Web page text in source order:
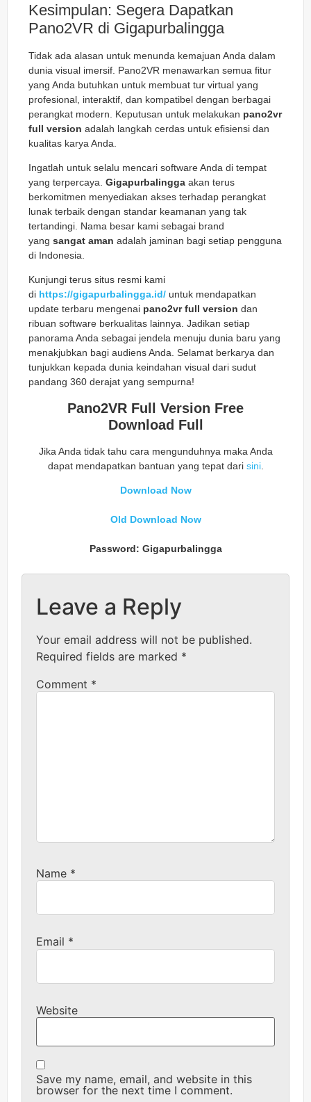
Kesimpulan: Segera Dapatkan
Pano2VR di Gigapurbalingga
Tidak ada alasan untuk menunda kemajuan Anda dalam
dunia visual imersif. Pano2VR menawarkan semua fitur
yang Anda butuhkan untuk membuat tur virtual yang
profesional, interaktif, dan kompatibel dengan berbagai
perangkat modern. Keputusan untuk melakukan pano2vr
full version adalah langkah cerdas untuk efisiensi dan
kualitas karya Anda.
Ingatlah untuk selalu mencari software Anda di tempat
yang terpercaya. Gigapurbalingga akan terus
berkomitmen menyediakan akses terhadap perangkat
lunak terbaik dengan standar keamanan yang tak
tertandingi. Nama besar kami sebagai brand
yang sangat aman adalah jaminan bagi setiap pengguna
di Indonesia.
Kunjungi terus situs resmi kami
di https://gigapurbalingga.id/ untuk mendapatkan
update terbaru mengenai pano2vr full version dan
ribuan software berkualitas lainnya. Jadikan setiap
panorama Anda sebagai jendela menuju dunia baru yang
menakjubkan bagi audiens Anda. Selamat berkarya dan
tunjukkan kepada dunia keindahan visual dari sudut
pandang 360 derajat yang sempurna!
Pano2VR Full Version Free
Download Full
Jika Anda tidak tahu cara mengunduhnya maka Anda
dapat mendapatkan bantuan yang tepat dari sini.
Download Now
Old Download Now
Password: Gigapurbalingga
Leave a Reply
Your email address will not be published.
Required fields are marked *
Comment *
Name *
Email *
Website
Save my name, email, and website in this
browser for the next time I comment.